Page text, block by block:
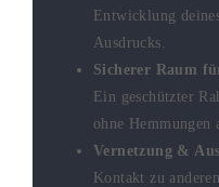
Entwicklung
Ausdrucks.
Sicherer Raum
Ein geschützter
ohne Hemmungen
Vernetzung &
Kontakt zu